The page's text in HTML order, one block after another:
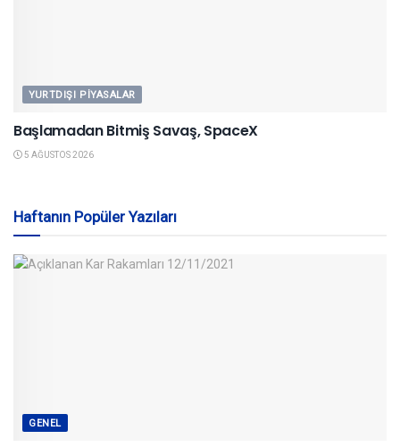
YURTDIŞI PIYASALAR
Başlamadan Bitmiş Savaş, SpaceX
5 AĞUSTOS 2026
Haftanın Popüler Yazıları
GENEL